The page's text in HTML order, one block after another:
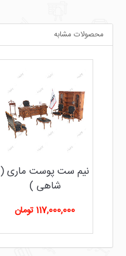
محصولات مشابه
نیم ست پوست ماری (
شاهی )
117,000,000 تومان